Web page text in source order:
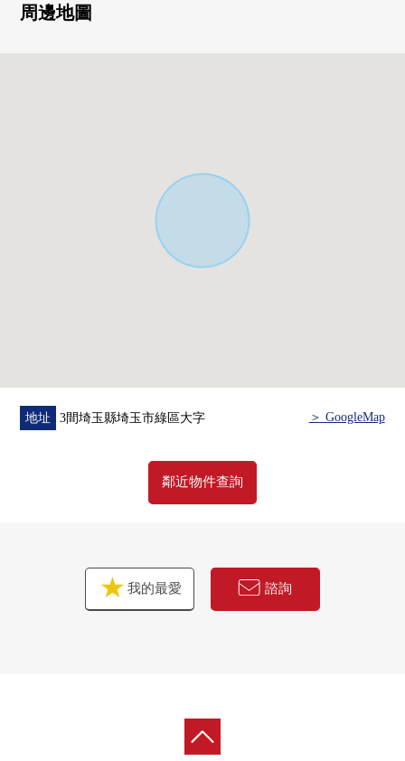
・也在約8.7張塌塌米西式房間備有WIC，各室收納
・MAMMY MART 3間山崎商店步行9分鐘(約670m)
・在原的前面的公園步行11分鐘(約810m)
・埼玉市立3間小學步行20分鐘(約1600m)
周邊地圖
地址 3間埼玉縣埼玉市綠區大字 ＞ GoogleMap
鄰近物件查詢
我的最愛 諮詢